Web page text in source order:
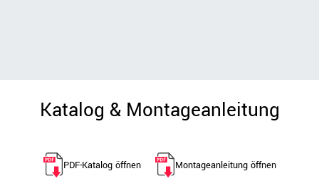
Katalog & Montageanleitung
PDF-Katalog öffnen Montageanleitung öffnen